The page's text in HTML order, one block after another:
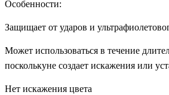
Особенности:
Защищает от ударов и
Может использоваться в течение
посколькуне создает искажения или
Нет искажения цвета